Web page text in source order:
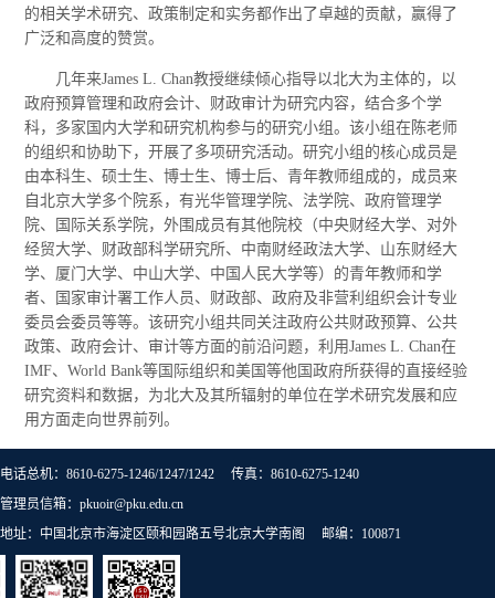
的相关学术研究、政策制定和实务都作出了卓越的贡献，赢得了
广泛和高度的赞赏。
几年来James L. Chan教授继续倾心指导以北大为主体的，以
政府预算管理和政府会计、财政审计为研究内容，结合多个学
科，多家国内大学和研究机构参与的研究小组。该小组在陈老师
的组织和协助下，开展了多项研究活动。研究小组的核心成员是
由本科生、硕士生、博士生、博士后、青年教师组成的，成员来
自北京大学多个院系，有光华管理学院、法学院、政府管理学
院、国际关系学院，外围成员有其他院校（中央财经大学、对外
经贸大学、财政部科学研究所、中南财经政法大学、山东财经大
学、厦门大学、中山大学、中国人民大学等）的青年教师和学
者、国家审计署工作人员、财政部、政府及非营利组织会计专业
委员会委员等等。该研究小组共同关注政府公共财政预算、公共
政策、政府会计、审计等方面的前沿问题，利用James L. Chan在
IMF、World Bank等国际组织和美国等他国政府所获得的直接经验
研究资料和数据，为北大及其所辐射的单位在学术研究发展和应
用方面走向世界前列。
电话总机：8610-6275-1246/1247/1242 传真：8610-6275-1240
管理员信箱：pkuoir@pku.edu.cn
地址：中国北京市海淀区颐和园路五号北京大学南阁 邮编：100871